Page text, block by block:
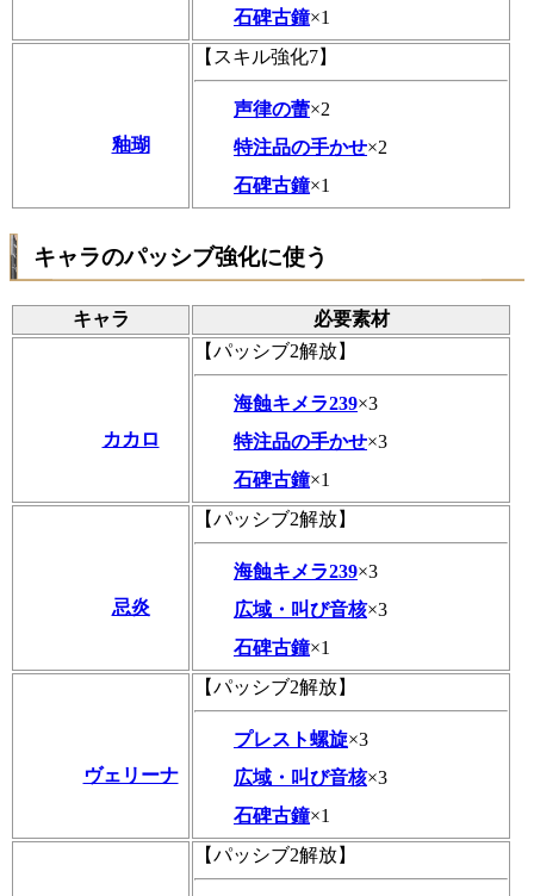
石碑古鐘×1
釉瑚
【スキル強化7】
声律の蕾×2
特注品の手かせ×2
石碑古鐘×1
キャラのパッシブ強化に使う
キャラ 必要素材
カカロ
【パッシブ2解放】
海蝕キメラ239×3
特注品の手かせ×3
石碑古鐘×1
忌炎
【パッシブ2解放】
海蝕キメラ239×3
広域・叫び音核×3
石碑古鐘×1
ヴェリーナ
【パッシブ2解放】
プレスト螺旋×3
広域・叫び音核×3
石碑古鐘×1
【パッシブ2解放】